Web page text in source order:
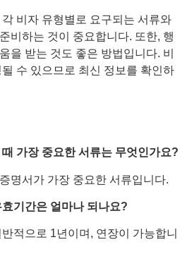
비자 유형별로 요구되는 서류와
비하는 것이 중요합니다. 또한, 행
을 받는 것도 좋은 방법입니다. 비
수 있으므로 최신 정보를 확인하
가장 중요한 서류는 무엇인가요?
명서가 가장 중요한 서류입니다.
기간은 얼마나 되나요?
적으로 1년이며, 연장이 가능합니